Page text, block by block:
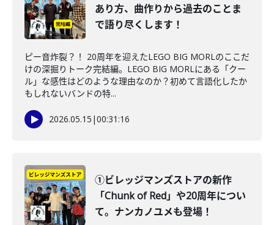
あり方、曲作りから過去のことま
で語り尽くします！
ピー音炸裂？！ 20周年を迎えたLEGO BIG MORLのここだ
けの深掘りトーク完結編。LEGO BIG MORLにある「クー
ル」な感性はどのような理由なのか？初めて言語化したか
もしれないバンドの特...
2026.05.15 |00:31:16
①ビレッジマンズストアの新作
「Chunk of Red」や20周年につい
て。ナンカノユメも登場！